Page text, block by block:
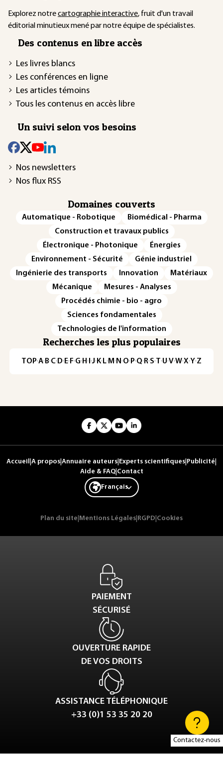
Contactez-nous
Explorez notrecartographie interactive, fruit d'un travail
éditorial minutieux mené par notre équipe de spécialistes.
Des contenus en libre accès
Les livres blancs
Les conférences en ligne
Les articles témoins
Tous les contenus en accès libre
Un suivi selon vos besoins
Nos newsletters
Nos flux RSS
Domaines couverts
Automatique - Robotique
Biomédical - Pharma
Construction et travaux publics
Électronique - Photonique
Énergies
Environnement - Sécurité
Génie industriel
Ingénierie des transports
Innovation
Matériaux
Mécanique
Mesures - Analyses
Procédés chimie - bio - agro
Sciences fondamentales
Technologies de l'information
Recherches les plus populaires
TOP·A·B·C· D· E· F·G· H · ·J· K· L· M · N ·O· P·Q· R·S·T·U·V·W·X·Y·Z
Accueil A propos Annuaire auteurs Experts scientifiques Publicité
Aide & FAQ| Contact
Français
Plan du site Mentions Légales RGPD Cookies
PAIEMENT
SÉCURISÉ
OUVERTURE RAPIDE
DE VOS DROITS
ASSISTANCE TÉLÉPHONIQUE
+33 (0)1 53 35 20 20